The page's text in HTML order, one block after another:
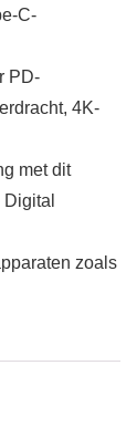
C-
PD-
4K-
met dit
zoals